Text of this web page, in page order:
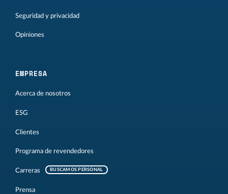
Seguridad y privacidad
Opiniones
EMPRESA
Acerca de nosotros
ESG
Clientes
Programa de revendedores
Carreras BUSCAMOS PERSONAL
Prensa